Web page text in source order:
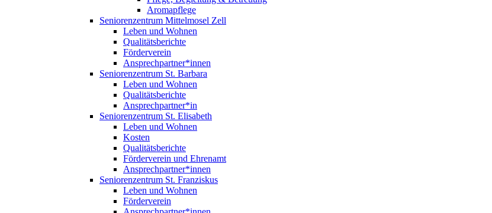
Aromapflege
Seniorenzentrum Mittelmosel Zell
Leben und Wohnen
Qualitätsberichte
Förderverein
Ansprechpartner*innen
Seniorenzentrum St. Barbara
Leben und Wohnen
Qualitätsberichte
Ansprechpartner*in
Seniorenzentrum St. Elisabeth
Leben und Wohnen
Kosten
Qualitätsberichte
Förderverein und Ehrenamt
Ansprechpartner*innen
Seniorenzentrum St. Franziskus
Leben und Wohnen
Förderverein